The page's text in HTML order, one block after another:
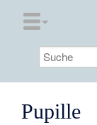
Pupille